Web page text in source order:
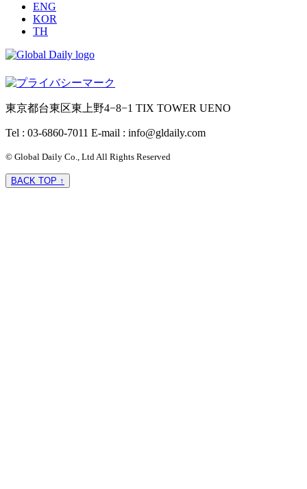
ENG
KOR
TH
東京都台東区東上野4−8−1 TIX TOWER UENO
Tel : 03-6860-7011 E-mail : info@gldaily.com
© Global Daily Co., Ltd All Rights Reserved
BACK TOP ↑